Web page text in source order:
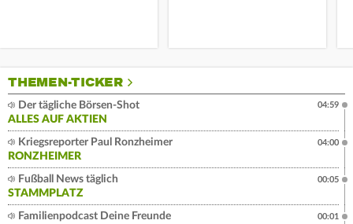
THEMEN-TICKER
Der tägliche Börsen-Shot
ALLES AUF AKTIEN
04:59
Kriegsreporter Paul Ronzheimer
RONZHEIMER
04:00
Fußball News täglich
STAMMPLATZ
00:05
Familienpodcast Deine Freunde
00:01